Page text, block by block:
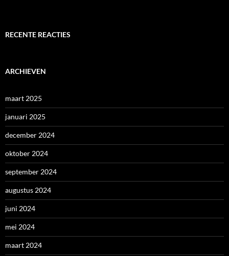
RECENTE REACTIES
ARCHIEVEN
maart 2025
januari 2025
december 2024
oktober 2024
september 2024
augustus 2024
juni 2024
mei 2024
maart 2024